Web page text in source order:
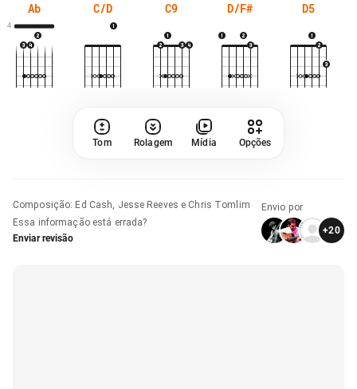
Ab
4
C/D C9 D/F# D5
Tom Rolagem Mídia Opções
Composição: Ed Cash, Jesse Reeves e Chris Tomlim
Essa informação está errada?
Enviar revisão
Envio por
+20